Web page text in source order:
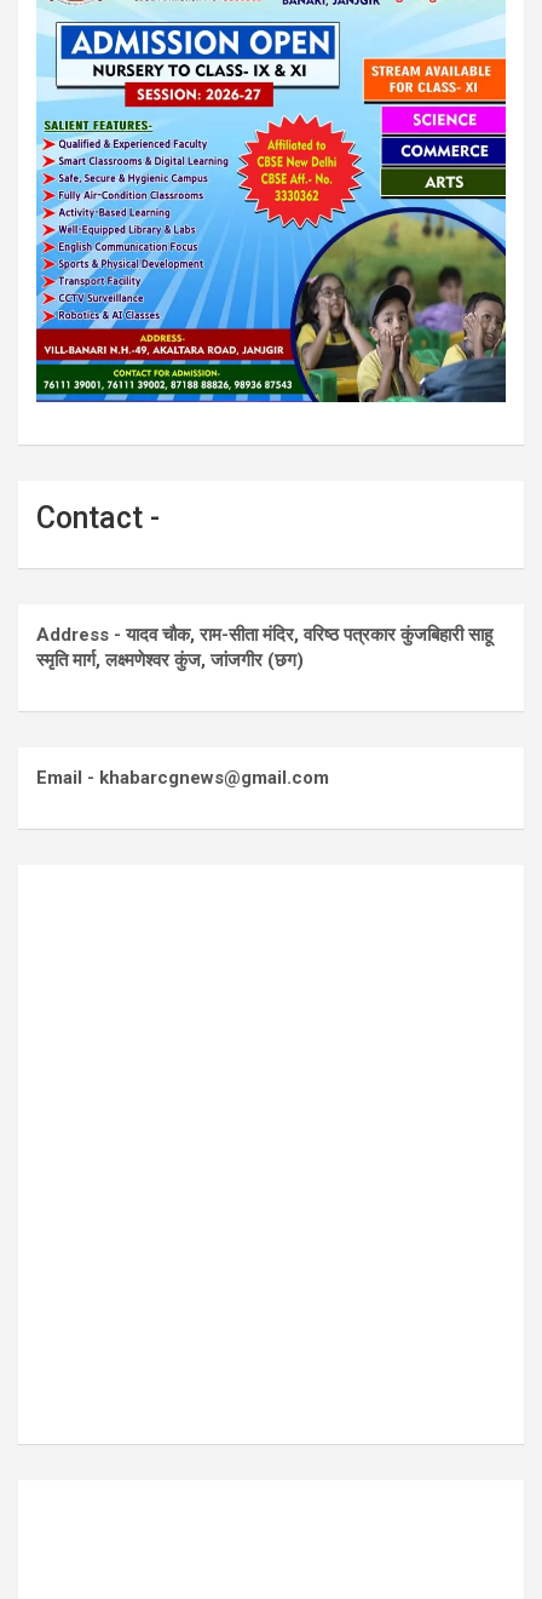
Contact -
Address - यादव चौक, राम-सीता मंदिर, वरिष्ठ पत्रकार कुंजबिहारी साहू
स्मृति मार्ग, लक्ष्मणेश्वर कुंज, जांजगीर (छग)
Email - khabarcgnews@gmail.com